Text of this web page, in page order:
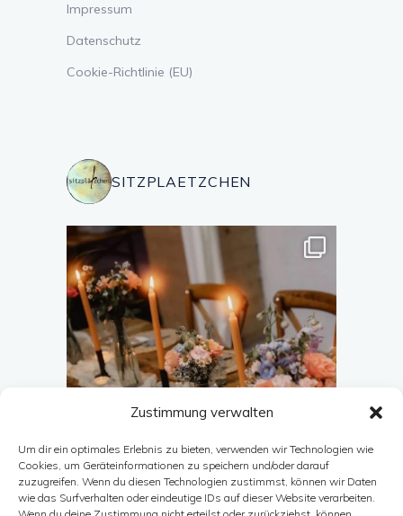
Zustimmung verwalten
Um dir ein optimales Erlebnis zu bieten, verwenden wir Technologien wie
Cookies, um Geräteinformationen zu speichern und/oder darauf
zuzugreifen. Wenn du diesen Technologien zustimmst, können wir Daten
wie das Surfverhalten oder eindeutige IDs auf dieser Website verarbeiten.
Impressum
Datenschutz
Cookie-Richtlinie (EU)
SITZPLAETZCHEN